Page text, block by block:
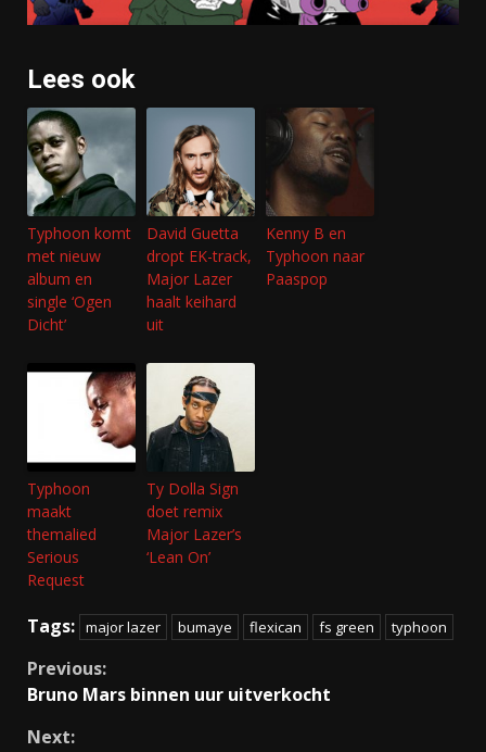
Lees ook
Typhoon komt
met nieuw
album en
single ‘Ogen
Dicht’
David Guetta
dropt EK-track,
Major Lazer
haalt keihard
uit
Kenny B en
Typhoon naar
Paaspop
Typhoon
maakt
themalied
Serious
Request
Ty Dolla Sign
doet remix
Major Lazer’s
‘Lean On’
Tags: major lazer bumaye flexican fs green typhoon
Continue
Previous:
Bruno Mars binnen uur uitverkocht
Next: